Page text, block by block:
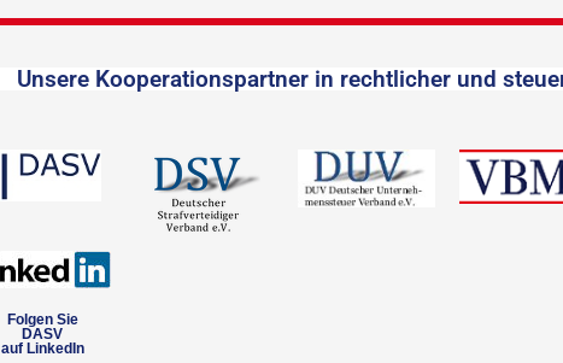
Unsere Kooperationspartner in rechtlicher und
Folgen Sie
DASV
auf LinkedIn